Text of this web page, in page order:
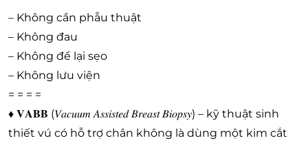
– Không cần phẫu thuật
– Không đau
– Không để lại sẹo
– Không lưu viện
= = = =
♦ 𝐕𝐀𝐁𝐁 (𝑉𝑎𝑐𝑢𝑢𝑚 𝐴𝑠𝑠𝑖𝑠𝑡𝑒𝑑 𝐵𝑟𝑒𝑎𝑠𝑡 𝐵𝑖𝑜𝑝𝑠𝑦) – kỹ thuật sinh
thiết vú có hỗ trợ chân không là dùng một kim cắt